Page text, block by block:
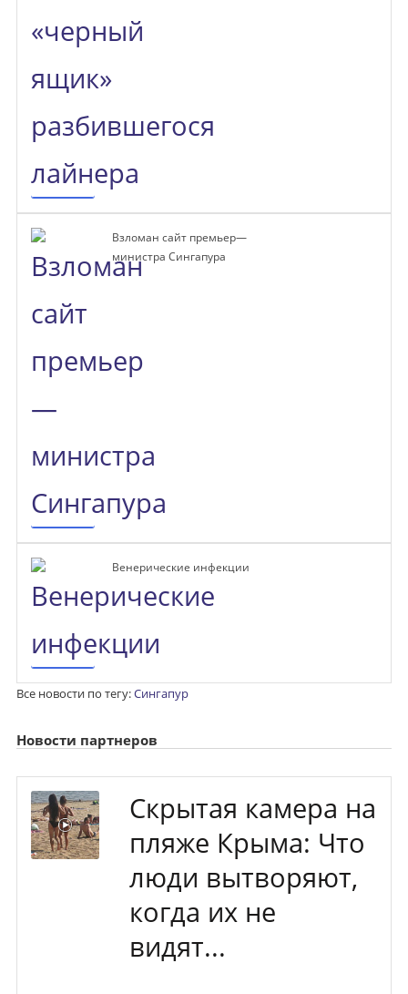
Взломан сайт премьер—
министра Сингапура
Венерические инфекции
Все новости по тегу:Сингапур
Новости партнеров
Скрытая камера на
пляже Крыма: Что
люди вытворяют,
когда их не
видят...